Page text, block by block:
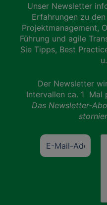
Unser Newsletter
Erfahrungen zu
Projektmanagement,
Führung und agile
Sie Tipps, Best
Der Newsletter
Intervallen ca. 1 Mal
Das Newsletter-